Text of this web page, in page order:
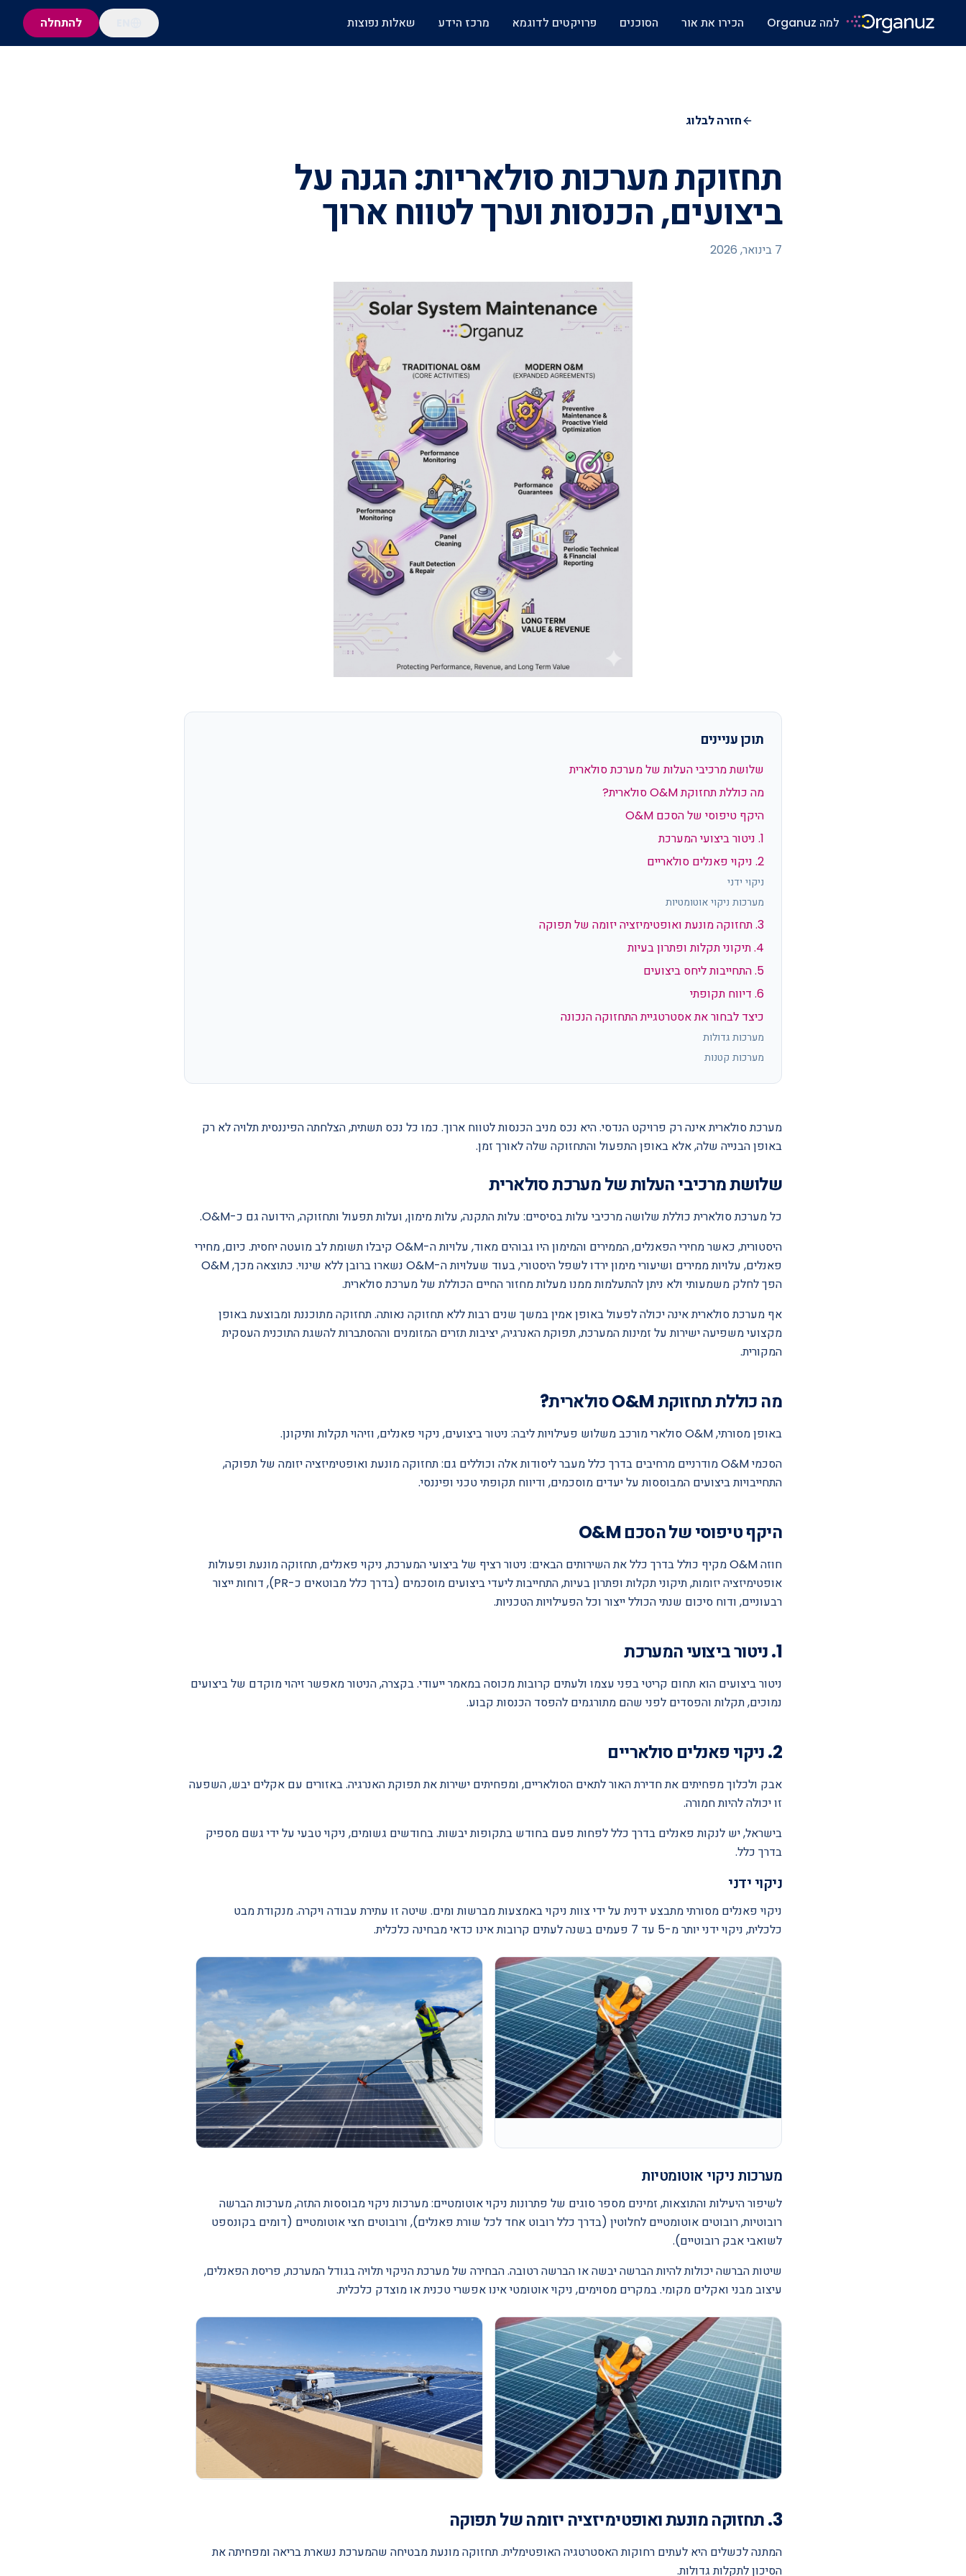
למה Organuz הכירו את אור הסוכנים פרויקטים לדוגמא מרכז הידע שאלות נפוצות להתחלה
חזרה לבלוג
תחזוקת מערכות סולאריות: הגנה על
ביצועים, הכנסות וערך לטווח ארוך
7 בינואר, 2026
תוכן עניינים
שלושת מרכיבי העלות של מערכת סולארית
מה כוללת תחזוקת O&M סולארית?
היקף טיפוסי של הסכם O&M
1. ניטור ביצועי המערכת
2. ניקוי פאנלים סולאריים
ניקוי ידני
מערכות ניקוי אוטומטיות
3. תחזוקה מונעת ואופטימיזציה יזומה של תפוקה
4. תיקוני תקלות ופתרון בעיות
5. התחייבות ליחס ביצועים
6. דיווח תקופתי
כיצד לבחור את אסטרטגיית התחזוקה הנכונה
מערכות גדולות
מערכות קטנות
מערכת סולארית אינה רק פרויקט הנדסי. היא נכס מניב הכנסות לטווח ארוך. כמו כל נכס תשתית, הצלחתה הפיננסית תלויה לא רק
באופן הבנייה שלה, אלא באופן התפעול והתחזוקה שלה לאורך זמן.
שלושת מרכיבי העלות של מערכת סולארית
כל מערכת סולארית כוללת שלושה מרכיבי עלות בסיסיים: עלות התקנה, עלות מימון, ועלות תפעול ותחזוקה, הידועה גם כ-O&M.
היסטורית, כאשר מחירי הפאנלים, הממירים והמימון היו גבוהים מאוד, עלויות ה-O&M קיבלו תשומת לב מועטה יחסית. כיום, מחירי
פאנלים, עלויות ממירים ושיעורי מימון ירדו לשפל היסטורי, בעוד שעלויות ה-O&M נשארו ברובן ללא שינוי. כתוצאה מכך, O&M
הפך לחלק משמעותי ולא ניתן להתעלמות ממנו מעלות מחזור החיים הכוללת של מערכת סולארית.
אף מערכת סולארית אינה יכולה לפעול באופן אמין במשך שנים רבות ללא תחזוקה נאותה. תחזוקה מתוכננת ומבוצעת באופן
מקצועי משפיעה ישירות על זמינות המערכת, תפוקת האנרגיה, יציבות תזרים המזומנים וההסתברות להשגת התוכנית העסקית
המקורית.
מה כוללת תחזוקת O&M סולארית?
באופן מסורתי, O&M סולארי מורכב משלוש פעילויות ליבה: ניטור ביצועים, ניקוי פאנלים, וזיהוי תקלות ותיקונן.
הסכמי O&M מודרניים מרחיבים בדרך כלל מעבר ליסודות אלה וכוללים גם: תחזוקה מונעת ואופטימיזציה יזומה של תפוקה,
התחייבויות ביצועים המבוססות על יעדים מוסכמים, ודיווח תקופתי טכני ופיננסי.
היקף טיפוסי של הסכם O&M
חוזה O&M מקיף כולל בדרך כלל את השירותים הבאים: ניטור רציף של ביצועי המערכת, ניקוי פאנלים, תחזוקה מונעת ופעולות
אופטימיזציה יזומות, תיקוני תקלות ופתרון בעיות, התחייבות ליעדי ביצועים מוסכמים (בדרך כלל מבוטאים כ-PR), דוחות ייצור
רבעוניים, ודוח סיכום שנתי הכולל ייצור וכל הפעילויות הטכניות.
1. ניטור ביצועי המערכת
ניטור ביצועים הוא תחום קריטי בפני עצמו ולעתים קרובות מכוסה במאמר ייעודי. בקצרה, הניטור מאפשר זיהוי מוקדם של ביצועים
נמוכים, תקלות והפסדים לפני שהם מתורגמים להפסד הכנסות קבוע.
2. ניקוי פאנלים סולאריים
אבק ולכלוך מפחיתים את חדירת האור לתאים הסולאריים, ומפחיתים ישירות את תפוקת האנרגיה. באזורים עם אקלים יבש, השפעה
זו יכולה להיות חמורה.
בישראל, יש לנקות פאנלים בדרך כלל לפחות פעם בחודש בתקופות יבשות. בחודשים גשומים, ניקוי טבעי על ידי גשם מספיק
בדרך כלל.
ניקוי ידני
ניקוי פאנלים מסורתי מתבצע ידנית על ידי צוות ניקוי באמצעות מברשות ומים. שיטה זו עתירת עבודה ויקרה. מנקודת מבט
כלכלית, ניקוי ידני יותר מ-5 עד 7 פעמים בשנה לעתים קרובות אינו כדאי מבחינה כלכלית.
מערכות ניקוי אוטומטיות
לשיפור היעילות והתוצאות, זמינים מספר סוגים של פתרונות ניקוי אוטומטיים: מערכות ניקוי מבוססות התזה, מערכות הברשה
רובוטיות, רובוטים אוטומטיים לחלוטין (בדרך כלל רובוט אחד לכל שורת פאנלים), ורובוטים חצי אוטומטיים (דומים בקונספט
לשואבי אבק רובוטיים).
שיטות הברשה יכולות להיות הברשה יבשה או הברשה רטובה. הבחירה של מערכת הניקוי תלויה בגודל המערכת, פריסת הפאנלים,
עיצוב מבני ואקלים מקומי. במקרים מסוימים, ניקוי אוטומטי אינו אפשרי טכנית או מוצדק כלכלית.
3. תחזוקה מונעת ואופטימיזציה יזומה של תפוקה
המתנה לכשלים היא לעתים רחוקות האסטרטגיה האופטימלית. תחזוקה מונעת מבטיחה שהמערכת נשארת בריאה ומפחיתה את
הסיכון לתקלות גדולות.